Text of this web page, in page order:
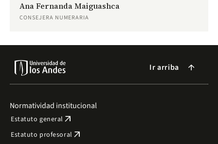
Ana Fernanda Maiguashca
CONSEJERA NUMERARIA
Ir arriba arrow_forward
Normatividad institucional
Estatuto general arrow_outward
Estatuto profesoral arrow_outward